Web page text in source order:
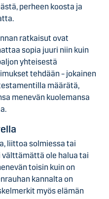
perheen koosta ja
ratkaisut ovat
sopia juuri niin kuin
yhteisestä
tehdään – jokainen
määrätä,
menevän kuolemansa
liittoa solmiessa tai
ole halua tai
toisin kuin on
kannalta on
myös elämän